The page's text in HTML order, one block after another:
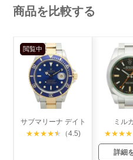
商品を比較する
閲覧中
サブマリーナ デイト
★★★★★ （4.5)
ミル
★★★★
詳細